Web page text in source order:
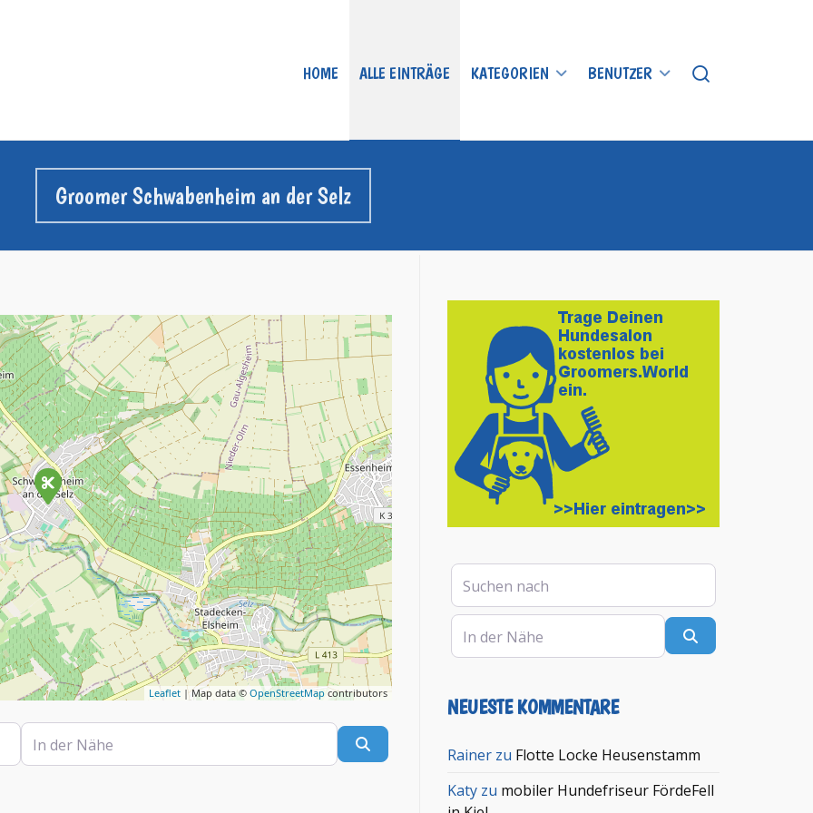
HOME ALLE EINTRÄGE KATEGORIEN BENUTZER
Groomer Schwabenheim an der Selz
Leaflet | Map data ©OpenStreetMap contributors
In der Nähe
Suchen nach
In der Nähe
NEUESTE KOMMENTARE
Rainer zu Flotte Locke Heusenstamm
Katy zu mobiler Hundefriseur FördeFell